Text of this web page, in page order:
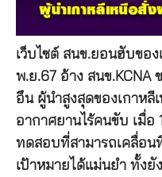
เว็บไซต์ สนข.ยอนฮับของ
พ.ย.67 อ้าง สนข.KCNA
อึน ผู้นำสูงสุดของเกาหลี
อากาศยานไร้คนขับ เมื่อ
ทดสอบที่สามารถเคลื่อน
เป้าหมายได้แม่นยำ ทั้งยั